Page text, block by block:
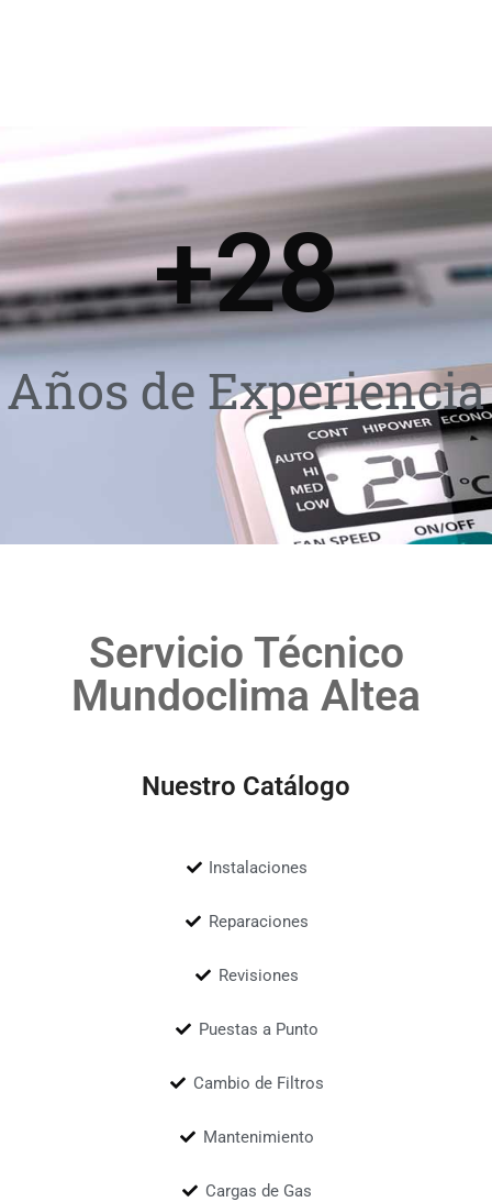
Años de Experiencia
+28
Servicio Técnico
Mundoclima Altea
Nuestro Catálogo
Instalaciones
Reparaciones
Revisiones
Puestas a Punto
Cambio de Filtros
Mantenimiento
Cargas de Gas